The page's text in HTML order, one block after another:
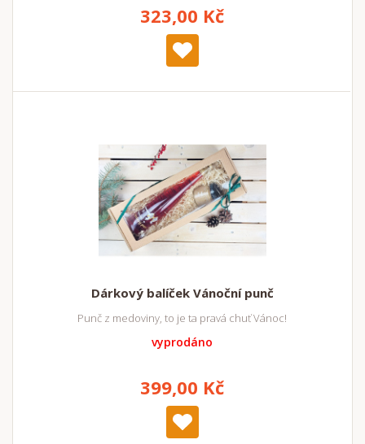
323,00 Kč
Dárkový balíček Vánoční punč
Punč z medoviny, to je ta pravá chuť Vánoc!
vyprodáno
399,00 Kč